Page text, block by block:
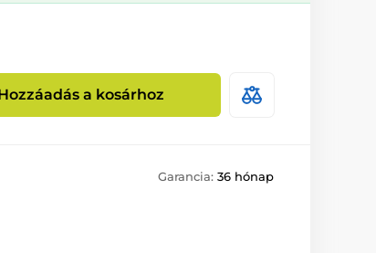
a kosárhoz
Garancia: 36 hónap